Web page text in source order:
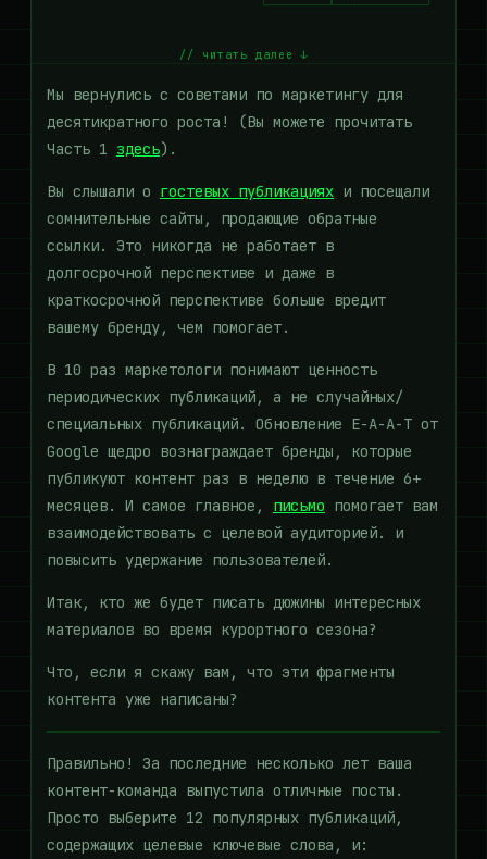
// читать далее ↓
Мы вернулись с советами по маркетингу для
десятикратного роста! (Вы можете прочитать
Часть 1 здесь).
Вы слышали о гостевых публикациях и посещали
сомнительные сайты, продающие обратные
ссылки. Это никогда не работает в
долгосрочной перспективе и даже в
краткосрочной перспективе больше вредит
вашему бренду, чем помогает.
В 10 раз маркетологи понимают ценность
периодических публикаций, а не случайных/
специальных публикаций. Обновление E-A-A-T от
Google щедро вознаграждает бренды, которые
публикуют контент раз в неделю в течение 6+
месяцев. И самое главное, письмо помогает вам
взаимодействовать с целевой аудиторией. и
повысить удержание пользователей.
Итак, кто же будет писать дюжины интересных
материалов во время курортного сезона?
Что, если я скажу вам, что эти фрагменты
контента уже написаны?
Правильно! За последние несколько лет ваша
контент-команда выпустила отличные посты.
Просто выберите 12 популярных публикаций,
содержащих целевые ключевые слова, и: